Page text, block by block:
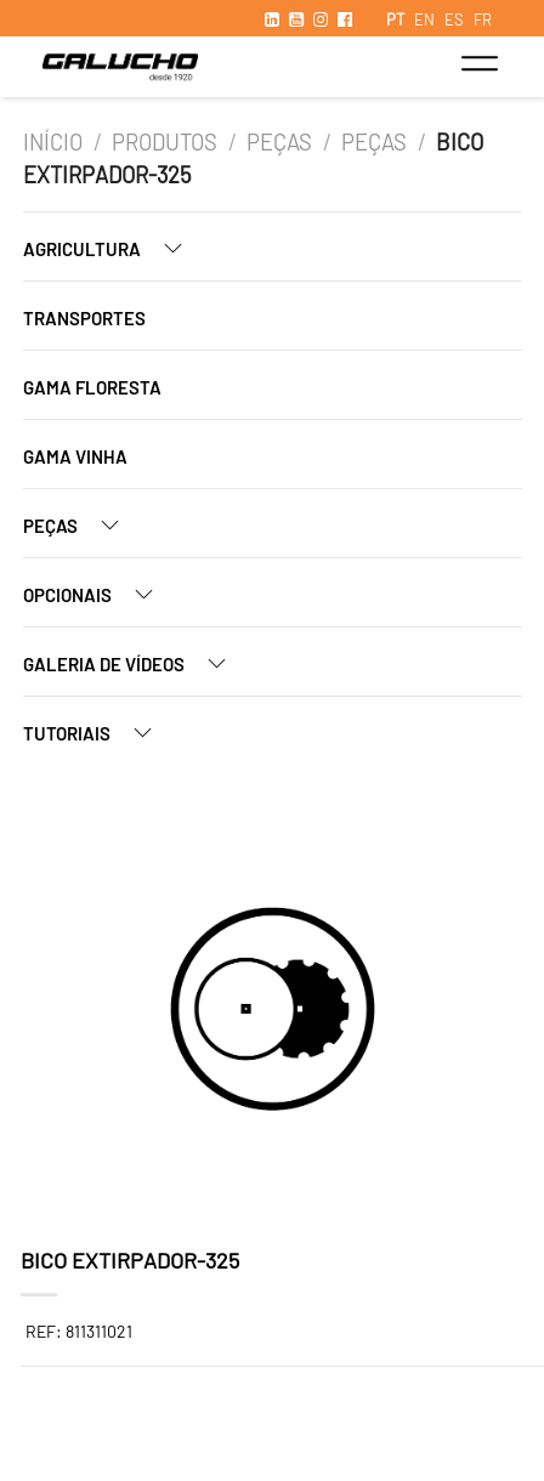
PT EN ES FR
INÍCIO / PRODUTOS / PEÇAS / PEÇAS / BICO
EXTIRPADOR-325
AGRICULTURA
TRANSPORTES
GAMA FLORESTA
GAMA VINHA
PEÇAS
OPCIONAIS
GALERIA DE VÍDEOS
TUTORIAIS
BICO EXTIRPADOR-325
REF: 811311021